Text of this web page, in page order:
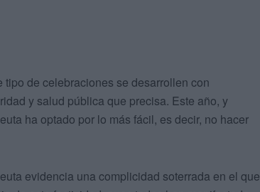
de celebraciones se desarrollen con
y salud pública que precisa. Este año, y
ha optado por lo más fácil, es decir, no hacer
evidencia una complicidad soterrada en el que